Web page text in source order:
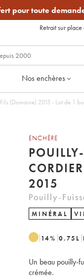
pour toute
Retrait sur place
Nos enchères
(Domaine) 2015 - Lot de 1
ENCHÈRE
2015
Pouilly-
MINÉRAL
14% 0.75 L
Un beau pouilly-
crémée.